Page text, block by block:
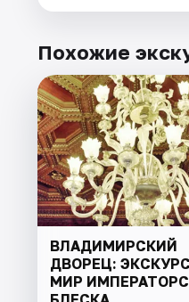
Похожие
ВЛАДИМИРСКИЙ
ДВОРЕЦ:
МИР